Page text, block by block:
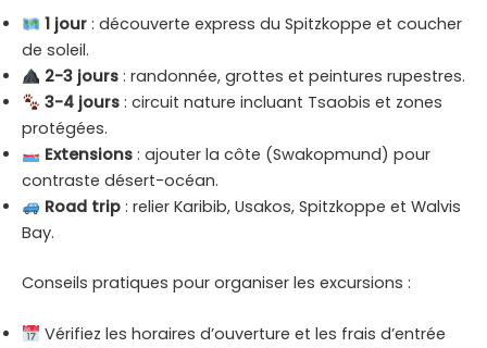
1 jour: découverte express du Spitzkoppe et coucher
de soleil.
2-3 jours: randonnée, grottes et peintures rupestres.
3-4 jours: circuit nature incluant Tsaobis et zones
protégées.
Extensions: ajouter la côte (Swakopmund) pour
contraste désert-océan.
Road trip: relier Karibib, Usakos, Spitzkoppe et Walvis
Bay.
Conseils pratiques pour organiser les excursions :
Vérifiez les horaires d’ouverture et les frais d’entrée